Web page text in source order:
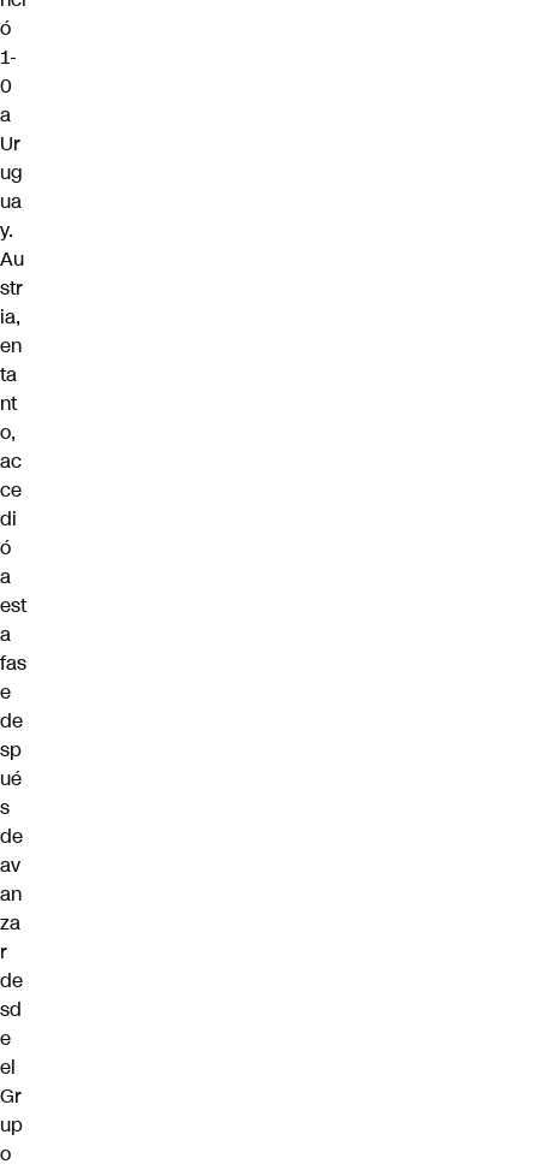
ó
1-
0
a
Ur
ug
ua
y.
Au
str
ia,
en
ta
nt
o,
ac
ce
di
ó
a
est
a
fas
e
de
sp
ué
s
de
av
an
za
r
de
sd
e
el
Gr
up
o